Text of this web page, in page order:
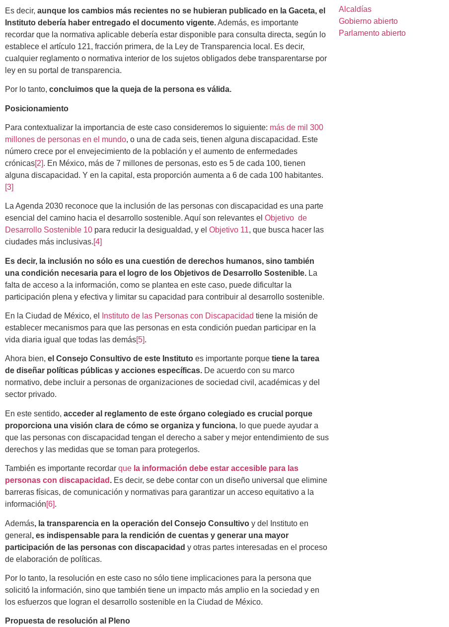
Es decir, aunque los cambios más recientes no se hubieran publicado en la Gaceta, el
Instituto debería haber entregado el documento vigente.Además, es importante
recordar que la normativa aplicable debería estar disponible para consulta directa, según lo
establece el artículo 121, fracción primera, de la Ley de Transparencia local. Es decir,
cualquier reglamento o normativa interior de los sujetos obligados debe transparentarse por
ley en su portal de transparencia.
Por lo tanto, concluimos que la queja de la persona es válida.
Posicionamiento
Para contextualizar la importancia de este caso consideremos lo siguiente: más de mil 300
millones de personas en el mundo, o una de cada seis, tienen alguna discapacidad. Este
número crece por el envejecimiento de la población y el aumento de enfermedades
crónicas[2]. En México, más de 7 millones de personas, esto es 5 de cada 100, tienen
alguna discapacidad. Y en la capital, esta proporción aumenta a 6 de cada 100 habitantes.
[3]
La Agenda 2030 reconoce que la inclusión de las personas con discapacidad es una parte
esencial del camino hacia el desarrollo sostenible. Aquí son relevantes el Objetivo de
Desarrollo Sostenible 10 para reducir la desigualdad, y el Objetivo 11, que busca hacer las
ciudades más inclusivas.[4]
Es decir, la inclusión no sólo es una cuestión de derechos humanos, sino también
una condición necesaria para el logro de los Objetivos de Desarrollo Sostenible. La
falta de acceso a la información, como se plantea en este caso, puede dificultar la
participación plena y efectiva y limitar su capacidad para contribuir al desarrollo sostenible.
En la Ciudad de México, el Instituto de las Personas con Discapacidad tiene la misión de
establecer mecanismos para que las personas en esta condición puedan participar en la
vida diaria igual que todas las demás[5].
Ahora bien, el Consejo Consultivo de este Instituto es importante porque tiene la tarea
de diseñar políticas públicas y acciones específicas. De acuerdo con su marco
normativo, debe incluir a personas de organizaciones de sociedad civil, académicas y del
sector privado.
En este sentido, acceder al reglamento de este órgano colegiado es crucial porque
proporciona una visión clara de cómo se organiza y funciona, lo que puede ayudar a
que las personas con discapacidad tengan el derecho a saber y mejor entendimiento de sus
derechos y las medidas que se toman para protegerlos.
También es importante recordar que la información debe estar accesible para las
personas con discapacidad . Es decir, se debe contar con un diseño universal que elimine
barreras físicas, de comunicación y normativas para garantizar un acceso equitativo a la
información[6].
Además, la transparencia en la operación del Consejo Consultivo y del Instituto en
general , es indispensable para la rendición de cuentas y generar una mayor
participación de las personas con discapacidad y otras partes interesadas en el proceso
de elaboración de políticas.
Por lo tanto, la resolución en este caso no sólo tiene implicaciones para la persona que
solicitó la información, sino que también tiene un impacto más amplio en la sociedad y en
los esfuerzos que logran el desarrollo sostenible en la Ciudad de México.
Propuesta de resolución al Pleno
Alcaldías
Gobierno abierto
Parlamento abierto